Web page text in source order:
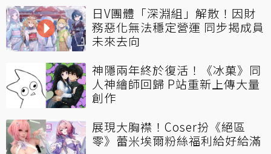
日V團體「深淵組」解散！因財
務惡化無法穩定營運 同步揭成員
未來去向
神隱兩年終於復活！《冰菓》同
人神繪師回歸 P站重新上傳大量
創作
展現大胸襟！Coser扮《絕區
零》蕾米埃爾粉絲福利給好給滿